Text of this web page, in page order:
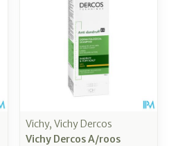
Vichy, Vichy Dercos
Vichy Dercos A/roos